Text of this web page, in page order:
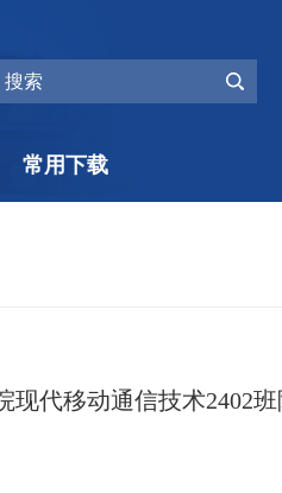
常用下载
代移动通信技术2402班